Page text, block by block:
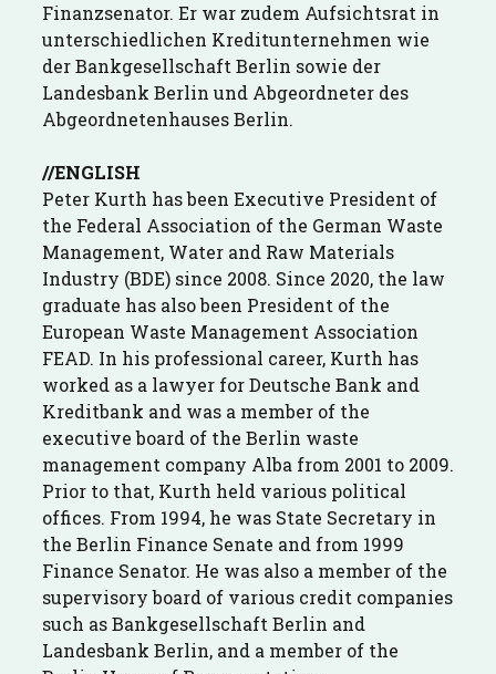
Finanzsenator. Er war zudem Aufsichtsrat in
unterschiedlichen Kreditunternehmen wie
der Bankgesellschaft Berlin sowie der
Landesbank Berlin und Abgeordneter des
Abgeordnetenhauses Berlin.
//ENGLISH
Peter Kurth has been Executive President of
the Federal Association of the German Waste
Management, Water and Raw Materials
Industry (BDE) since 2008. Since 2020, the law
graduate has also been President of the
European Waste Management Association
FEAD. In his professional career, Kurth has
worked as a lawyer for Deutsche Bank and
Kreditbank and was a member of the
executive board of the Berlin waste
management company Alba from 2001 to 2009.
Prior to that, Kurth held various political
offices. From 1994, he was State Secretary in
the Berlin Finance Senate and from 1999
Finance Senator. He was also a member of the
supervisory board of various credit companies
such as Bankgesellschaft Berlin and
Landesbank Berlin, and a member of the